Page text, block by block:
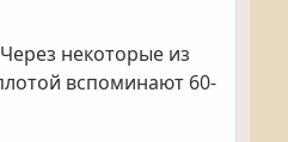
некоторые из
вспоминают 60-